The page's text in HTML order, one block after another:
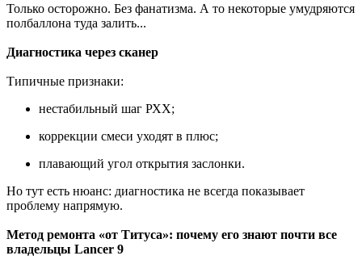
Только осторожно. Без фанатизма. А то некоторые умудряются
полбаллона туда залить...
Диагностика через сканер
Типичные признаки:
нестабильный шаг РХХ;
коррекции смеси уходят в плюс;
плавающий угол открытия заслонки.
Но тут есть нюанс: диагностика не всегда показывает
проблему напрямую.
Метод ремонта «от Титуса»: почему его знают почти все
владельцы Lancer 9